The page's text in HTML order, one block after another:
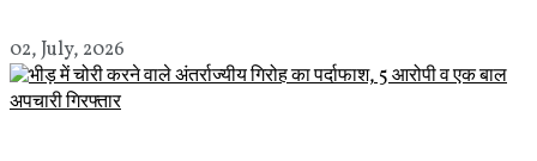
02, July, 2026